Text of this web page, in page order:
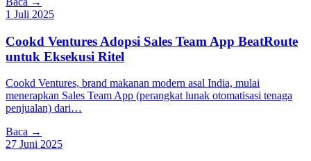
1 Juli 2025
Cookd Ventures Adopsi Sales Team App BeatRoute
untuk Eksekusi Ritel
Cookd Ventures, brand makanan modern asal India, mulai
menerapkan Sales Team App (perangkat lunak otomatisasi tenaga
penjualan) dari…
Baca →
27 Juni 2025